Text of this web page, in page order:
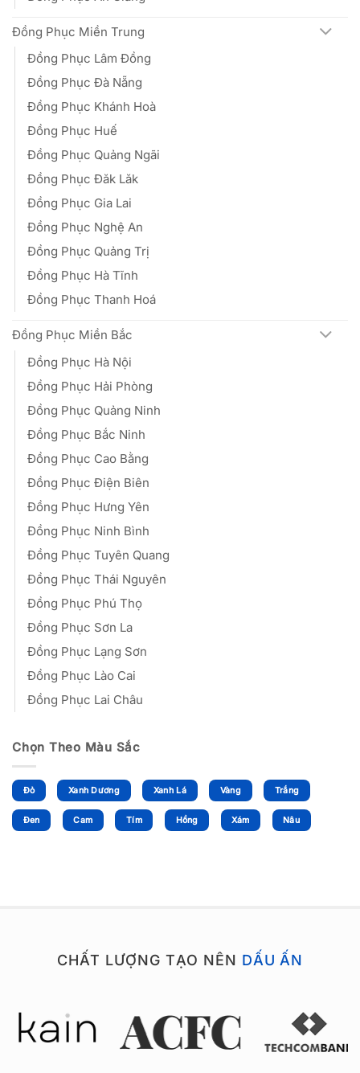
Đồng Phục Miền Trung
Đồng Phục Lâm Đồng
Đồng Phục Đà Nẵng
Đồng Phục Khánh Hoà
Đồng Phục Huế
Đồng Phục Quảng Ngãi
Đồng Phục Đăk Lăk
Đồng Phục Gia Lai
Đồng Phục Nghệ An
Đồng Phục Quảng Trị
Đồng Phục Hà Tĩnh
Đồng Phục Thanh Hoá
Đồng Phục Miền Bắc
Đồng Phục Hà Nội
Đồng Phục Hải Phòng
Đồng Phục Quảng Ninh
Đồng Phục Bắc Ninh
Đồng Phục Cao Bằng
Đồng Phục Điện Biên
Đồng Phục Hưng Yên
Đồng Phục Ninh Bình
Đồng Phục Tuyên Quang
Đồng Phục Thái Nguyên
Đồng Phục Phú Thọ
Đồng Phục Sơn La
Đồng Phục Lạng Sơn
Đồng Phục Lào Cai
Đồng Phục Lai Châu
Chọn Theo Màu Sắc
Đỏ Xanh Dương Xanh Lá Vàng Trắng
Đen Cam Tím Hồng Xám Nâu
CHẤT LƯỢNG TẠO NÊN DẤU ẤN